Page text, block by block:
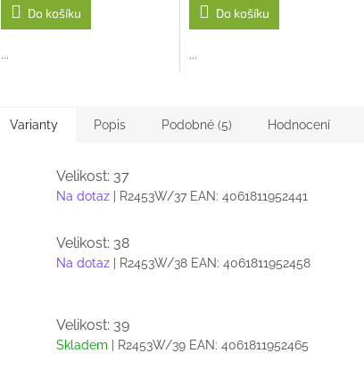
Do košíku
...
Do košíku
...
Varianty Popis Podobné (5) Hodnocení
Velikost: 37
Na dotaz | R2453W/37 EAN: 4061811952441
Velikost: 38
Na dotaz | R2453W/38 EAN: 4061811952458
Velikost: 39
Skladem | R2453W/39 EAN: 4061811952465